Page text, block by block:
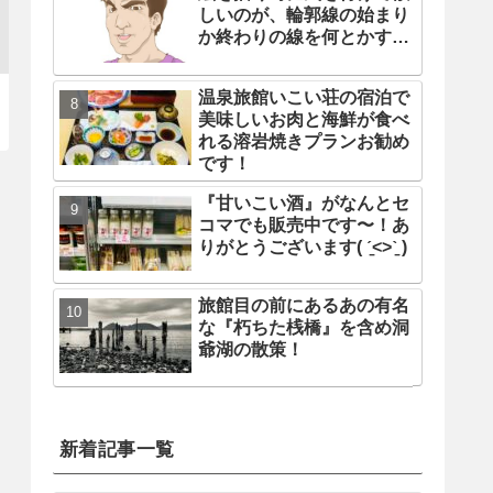
しいのが、輪郭線の始まり
か終わりの線を何とかする
温泉旅館いこい荘の宿泊で
美味しいお肉と海鮮が食べ
れる溶岩焼きプランお勧め
です！
『甘いこい酒』がなんとセ
コマでも販売中です〜！あ
りがとうございます( ˊ̱˂˃ˋ̱ )
旅館目の前にあるあの有名
な『朽ちた桟橋』を含め洞
爺湖の散策！
新着記事一覧